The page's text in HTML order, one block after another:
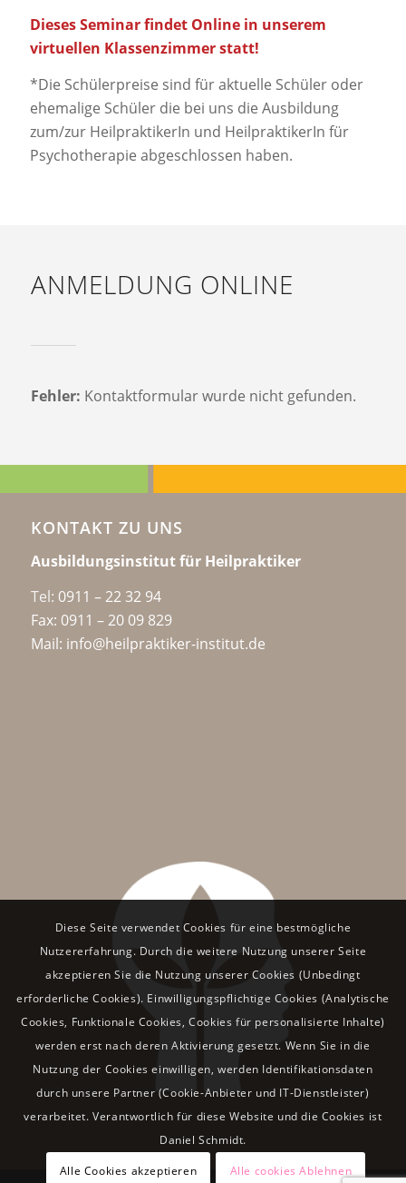
Dieses Seminar findet Online in unserem
virtuellen Klassenzimmer statt!
*Die Schülerpreise sind für aktuelle Schüler oder
ehemalige Schüler die bei uns die Ausbildung
zum/zur HeilpraktikerIn und HeilpraktikerIn für
Psychotherapie abgeschlossen haben.
ANMELDUNG ONLINE
Fehler: Kontaktformular wurde nicht gefunden.
KONTAKT ZU UNS
Ausbildungsinstitut für Heilpraktiker
Tel: 0911 – 22 32 94
Fax: 0911 – 20 09 829
Mail: info@heilpraktiker-institut.de
Diese Seite verwendet Cookies für eine bestmögliche
Nutzererfahrung. Durch die weitere Nutzung unserer Seite
akzeptieren Sie die Nutzung unserer Cookies (Unbedingt
erforderliche Cookies). Einwilligungspflichtige Cookies (Analytische
Cookies, Funktionale Cookies, Cookies für personalisierte Inhalte)
werden erst nach deren Aktivierung gesetzt. Wenn Sie in die
Nutzung der Cookies einwilligen, werden Identifikationsdaten
durch unsere Partner (Cookie-Anbieter und IT-Dienstleister)
verarbeitet. Verantwortlich für diese Website und die Cookies ist
Daniel Schmidt.
Alle Cookies akzeptieren Alle cookies Ablehnen